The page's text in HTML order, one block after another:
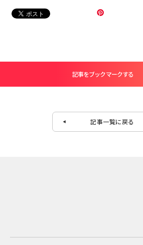
記事をブックマークする
記事一覧に戻る